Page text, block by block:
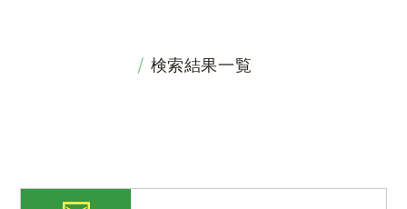
検索結果一覧